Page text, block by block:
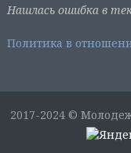
Нашлась ошибка в
Политика в
2017-2024 ©